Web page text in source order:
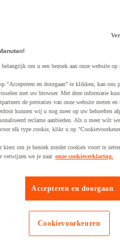
en verlichting
voor elektrisch
en kabel
kabel
uitrusting
stekkerdoos en
en schakelaar
en gereedschapkoffer
werktafel
om u een bezoek aan onze website op
"Accepteren en doorgaan" te klikken, kan ons
met uw browser. Met deze informatie
de prestaties van onze website meten
kunnen wij u nog meer op uw behoeften
reclame aanbieden. Als u meer wilt
elk type cookie, klikt u op
kiest om je bezoek zonder cookies voort te
verwijzen we je naar onze cookieverklaring.
Accepteren en doorgaan
Cookievoorkeuren